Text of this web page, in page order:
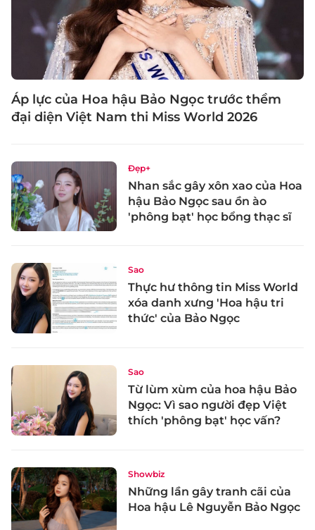
Áp lực của Hoa hậu Bảo Ngọc trước thềm
đại diện Việt Nam thi Miss World 2026
Đẹp+
Nhan sắc gây xôn xao của Hoa
hậu Bảo Ngọc sau ồn ào
'phông bạt' học bổng thạc sĩ
Sao
Thực hư thông tin Miss World
xóa danh xưng 'Hoa hậu tri
thức' của Bảo Ngọc
Sao
Từ lùm xùm của hoa hậu Bảo
Ngọc: Vì sao người đẹp Việt
thích 'phông bạt' học vấn?
Showbiz
Những lần gây tranh cãi của
Hoa hậu Lê Nguyễn Bảo Ngọc